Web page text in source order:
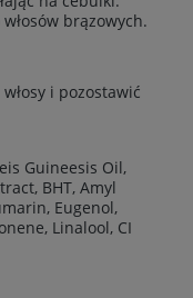
brązowych.
i pozostawić
Guineesis Oil,
BHT, Amyl
Eugenol,
Linalool, CI